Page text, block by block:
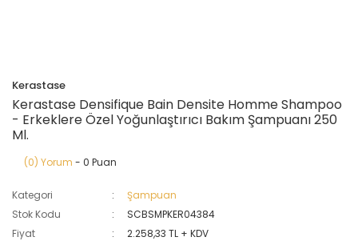
Kerastase
Kerastase Densifique Bain Densite Homme Shampoo
- Erkeklere Özel Yoğunlaştırıcı Bakım Şampuanı 250
Ml.
(0) Yorum - 0 Puan
Kategori
Şampuan
Stok Kodu
SCBSMPKER04384
Fiyat
2.258,33 TL + KDV